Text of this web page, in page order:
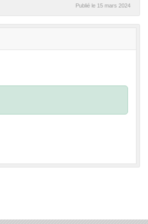
Publié le 15 mars 2024